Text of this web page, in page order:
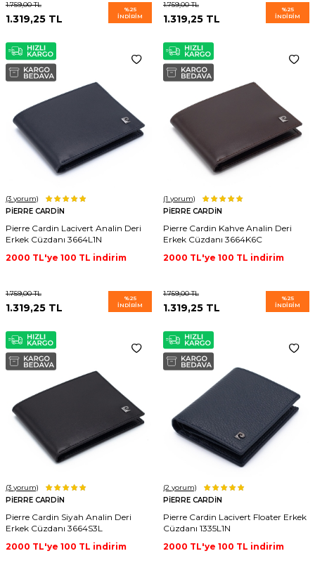
1.759,00TL
1.319,25 TL
%25
İNDIRIM
1.759,00TL
1.319,25 TL
%25
İNDIRIM
(3 yorum)
PIERRE CARDIN
Pierre Cardin Lacivert Analin Deri
Erkek Cüzdanı 3664L1N
2000 TL'ye 100 TL indirim
1.759,00TL
1.319,25 TL
%25
İNDIRIM
(1 yorum)
PIERRE CARDIN
Pierre Cardin Kahve Analin Deri
Erkek Cüzdanı 3664K6C
2000 TL'ye 100 TL indirim
1.759,00TL
1.319,25 TL
%25
İNDIRIM
(3 yorum)
PIERRE CARDIN
Pierre Cardin Siyah Analin Deri
Erkek Cüzdanı 3664S3L
2000 TL'ye 100 TL indirim
(2 yorum)
PIERRE CARDIN
Pierre Cardin Lacivert Floater Erkek
Cüzdanı 1335L1N
2000 TL'ye 100 TL indirim